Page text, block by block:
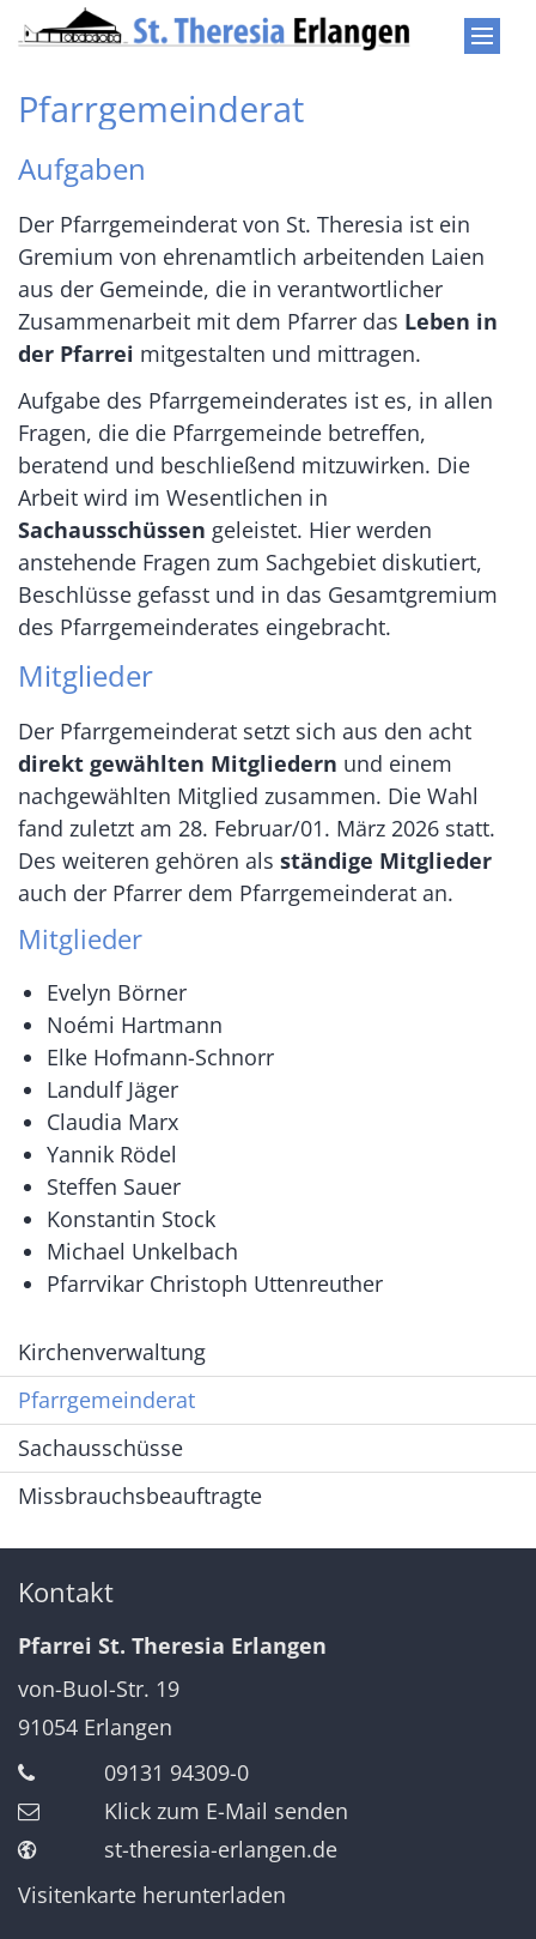
Zum Inhalt springen
Pfarrgemeinderat
Aufgaben
Der Pfarrgemeinderat von St. Theresia ist ein
Gremium von ehrenamtlich arbeitenden Laien
aus der Gemeinde, die in verantwortlicher
Zusammenarbeit mit dem Pfarrer das Leben in
der Pfarrei mitgestalten und mittragen.
Aufgabe des Pfarrgemeinderates ist es, in allen
Fragen, die die Pfarrgemeinde betreffen,
beratend und beschließend mitzuwirken. Die
Arbeit wird im Wesentlichen in
Sachausschüssen geleistet. Hier werden
anstehende Fragen zum Sachgebiet diskutiert,
Beschlüsse gefasst und in das Gesamtgremium
des Pfarrgemeinderates eingebracht.
Mitglieder
Der Pfarrgemeinderat setzt sich aus den acht
direkt gewählten Mitgliedern und einem
nachgewählten Mitglied zusammen. Die Wahl
fand zuletzt am 28. Februar/01. März 2026 statt.
Des weiteren gehören als ständige Mitglieder
auch der Pfarrer dem Pfarrgemeinderat an.
Mitglieder
Evelyn Börner
Noémi Hartmann
Elke Hofmann-Schnorr
Landulf Jäger
Claudia Marx
Yannik Rödel
Steffen Sauer
Konstantin Stock
Michael Unkelbach
Pfarrvikar Christoph Uttenreuther
Kirchenverwaltung
Pfarrgemeinderat
Sachausschüsse
Missbrauchsbeauftragte
Kontakt
Pfarrei St. Theresia Erlangen
von-Buol-Str. 19
91054 Erlangen
09131 94309-0
Klick zum E-Mail senden
st-theresia-erlangen.de
Visitenkarte herunterladen